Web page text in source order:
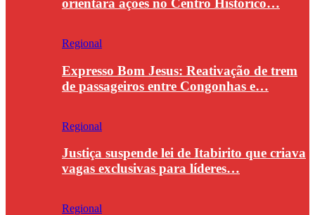
orientará ações no Centro Histórico…
Regional
Expresso Bom Jesus: Reativação de trem
de passageiros entre Congonhas e…
Regional
Justiça suspende lei de Itabirito que criava
vagas exclusivas para líderes…
Regional